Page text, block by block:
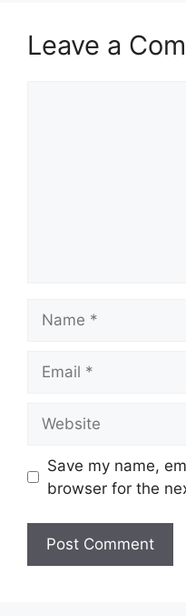
Leave a
Save my name,
browser for the